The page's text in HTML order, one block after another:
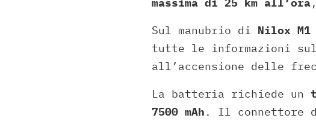
Sul manubrio di Nilox M1
tutte le informazioni
all’accensione delle
La batteria richiede un
7500 mAh . Il connettore